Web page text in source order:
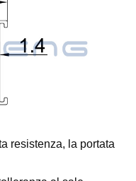
resistenza, la portata